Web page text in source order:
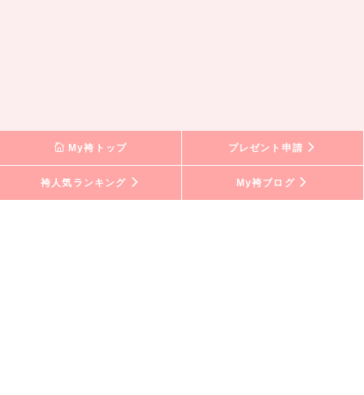
My袴トップ プレゼント申請
袴人気ランキング My袴ブログ